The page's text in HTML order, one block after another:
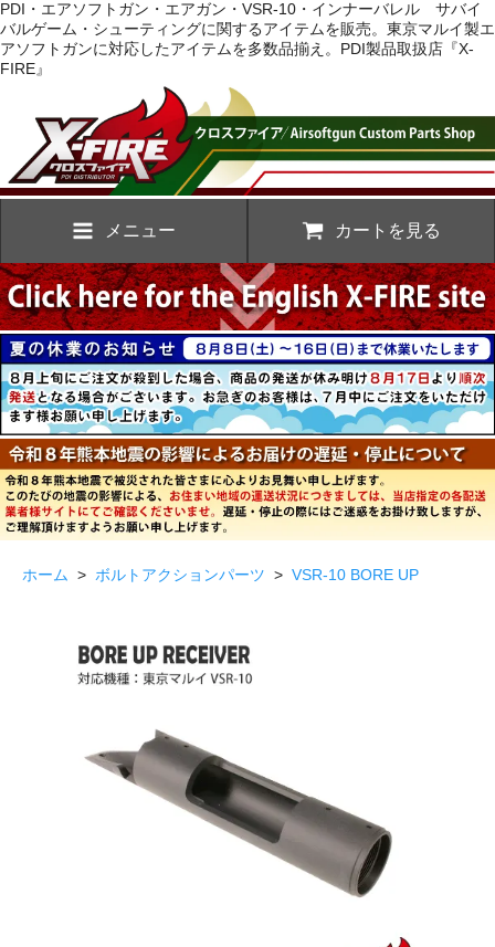
PDI・エアソフトガン・エアガン・VSR-10・インナーバレル サバイ
バルゲーム・シューティングに関するアイテムを販売。東京マルイ製エ
アソフトガンに対応したアイテムを多数品揃え。PDI製品取扱店『X-
FIRE』
メニュー カートを見る
ホーム > ボルトアクションパーツ > VSR-10 BORE UP